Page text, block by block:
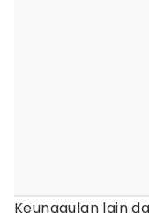
Keunggulan lain